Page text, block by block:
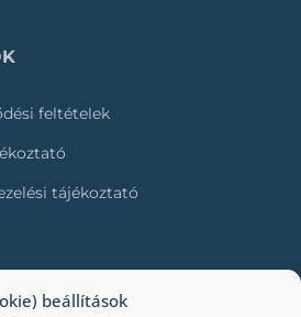
beállítások
feltételek
tájékoztató